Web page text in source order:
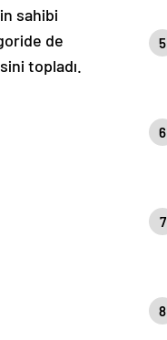
sahibi
de
topladı.
5
6
7
8